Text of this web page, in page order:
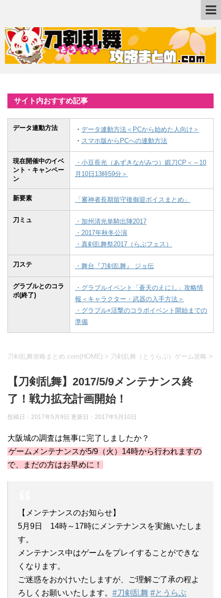
サイト内おすすめ記事
データ連動方法 ・ データ連動方法＜PCから始めた人向け＞
・ スマホ版からPCへの連動方法
現在開催中のイベ
ント・キャンペー
ン
・小豆長光（あずきながみつ）鍛刀CP＜～10
月10日13時59分＞
新要素 「審神者長期留守後御迎ボイスまとめ」
刀ミュ
・加州清光単騎出陣2017
・2017年秋冬公演
・真剣乱舞祭2017（らぶフェス）
刀ステ ・舞台『刀剣乱舞』 ジョ伝
グラブルとのコラ
ボ(終了)
・グラブルイベント「蒼天のえにし」攻略情
報＜キャラクター・武器の入手方法＞
・グラブル×活撃のコラボイベント開始までの
準備
刀剣乱舞攻略まとめ.com(HOME) > 刀剣乱舞（とうらぶ）ゲーム攻略 >
【刀剣乱舞】2017/5/9メンテナンス終
了！戦力拡充計画開始！
投稿日：2017年5月9日 更新日： 2017年5月10日
大阪城の調査は無事に完了しましたか？
ゲームメンテナンスが5/9（火）14時から行われますの
で、まだの方はお早めに！
【メンテナンスのお知らせ】
5月9日 14時～17時にメンテナンスを実施いたしま
す。
メンテナンス中はゲームをプレイすることができな
くなります。
ご迷惑をおかけいたしますが、ご理解ご了承の程よ
ろしくお願いいたします。 #刀剣乱舞 #とうらぶ